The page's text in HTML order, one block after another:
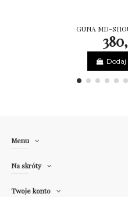
GUNA MD-
Dodaj
Menu
Na skróty
Twoje konto